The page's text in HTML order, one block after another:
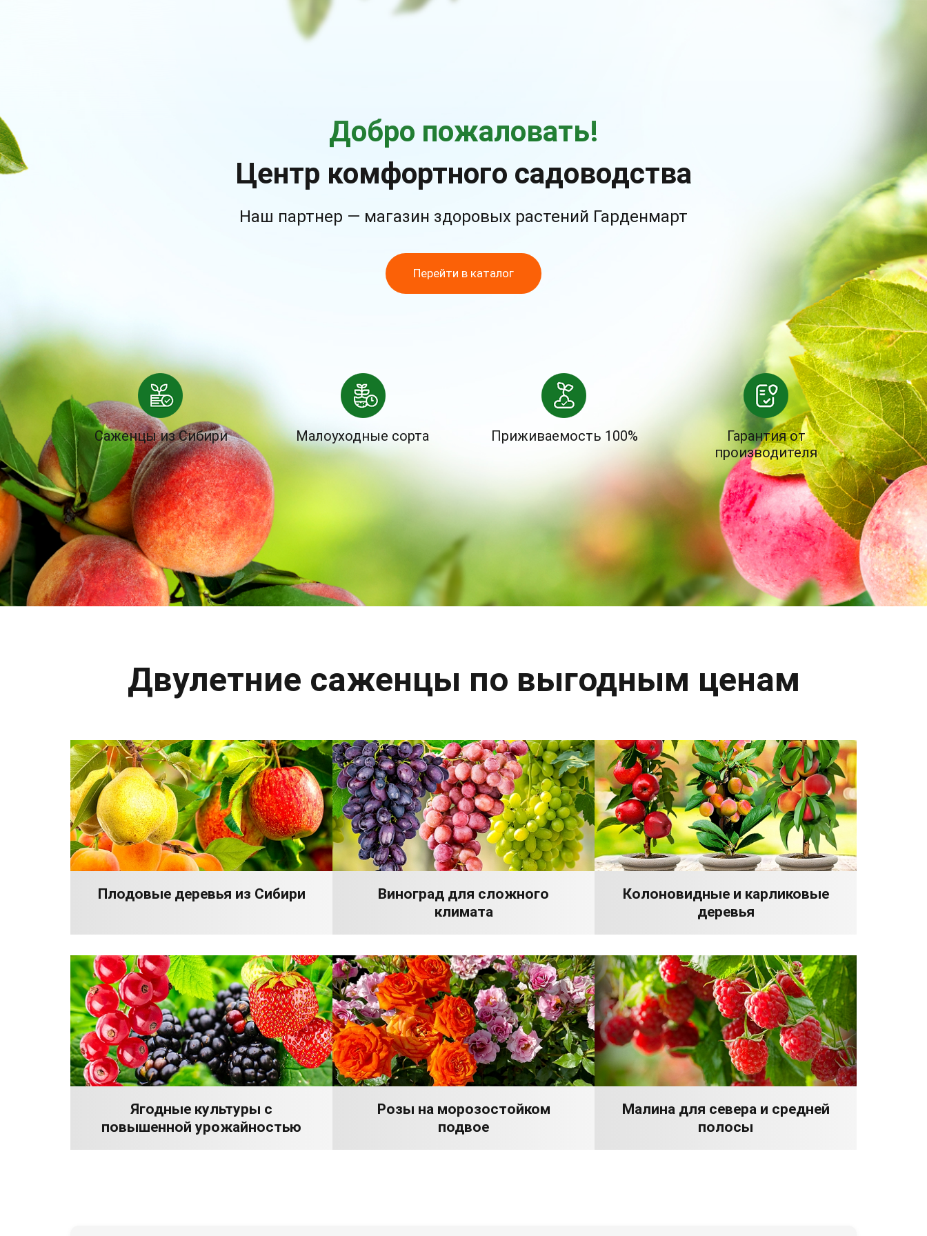
Добро пожаловать!
Центр комфортного садоводства
Наш партнер — магазин здоровых растений Гарденмарт
Перейти в каталог
Саженцы из Сибири Малоуходные сорта Приживаемость 100%
Гарантия от
производителя
Двулетние саженцы по выгодным ценам
Плодовые деревья из Сибири
Виноград для сложного
климата
Колоновидные и карликовые
деревья
Ягодные культуры с
повышенной урожайностью
Розы на морозостойком
подвое
Малина для севера и средней
полосы